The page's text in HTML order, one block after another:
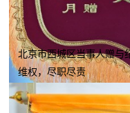
北京市西城区当事人赠与
维权，尽职尽责